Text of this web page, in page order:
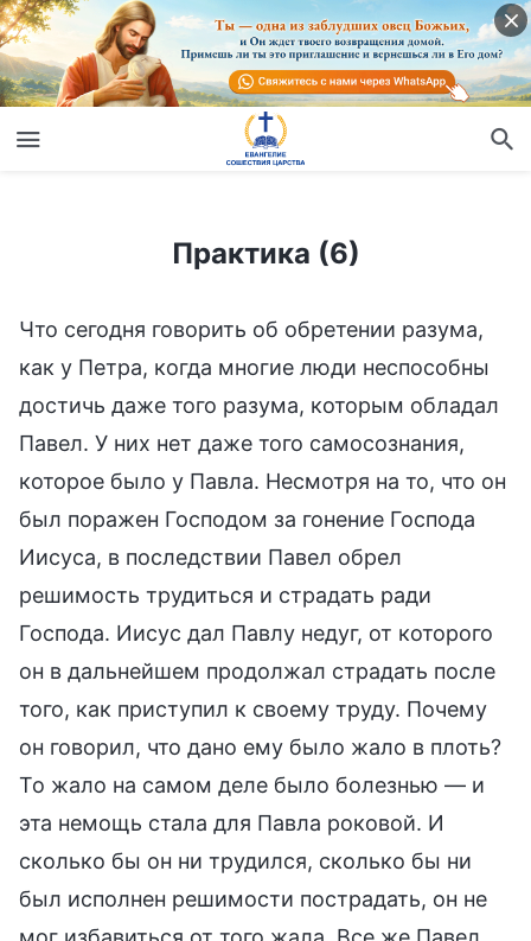
Практика (6)
Что сегодня говорить об обретении разума,
как у Петра, когда многие люди неспособны
достичь даже того разума, которым обладал
Павел. У них нет даже того самосознания,
которое было у Павла. Несмотря на то, что он
был поражен Господом за гонение Господа
Иисуса, в последствии Павел обрел
решимость трудиться и страдать ради
Господа. Иисус дал Павлу недуг, от которого
он в дальнейшем продолжал страдать после
того, как приступил к своему труду. Почему
он говорил, что дано ему было жало в плоть?
То жало на самом деле было болезнью — и
эта немощь стала для Павла роковой. И
сколько бы он ни трудился, сколько бы ни
был исполнен решимости пострадать, он не